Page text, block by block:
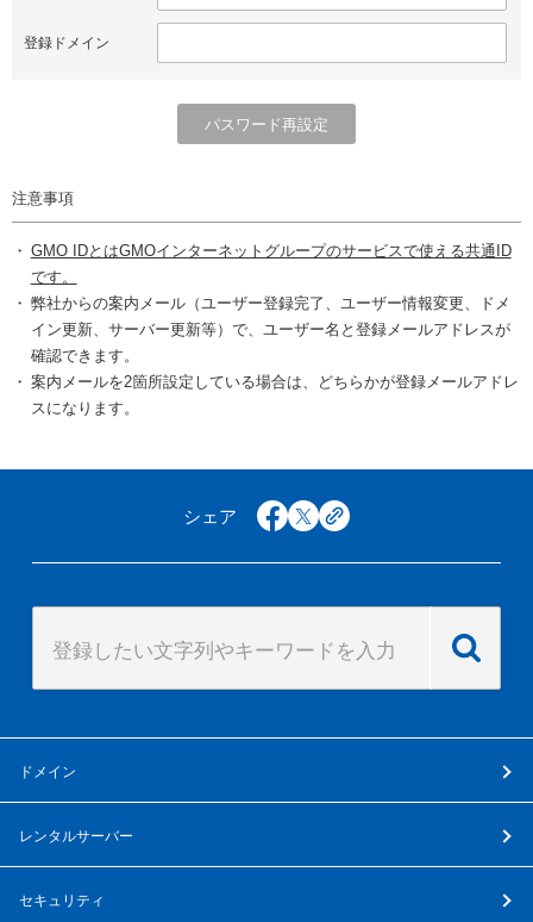
登録ドメイン
注意事項
GMO IDとはGMOインターネットグループのサービスで使える共通ID
です。
弊社からの案内メール（ユーザー登録完了、ユーザー情報変更、ドメ
イン更新、サーバー更新等）で、ユーザー名と登録メールアドレスが
確認できます。
案内メールを2箇所設定している場合は、どちらかが登録メールアドレ
スになります。
シェア facebook
x copy
ドメイン
レンタルサーバー
セキュリティ